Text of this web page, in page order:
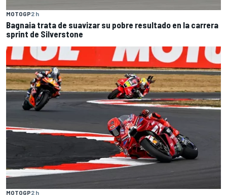
MOTOGP2 h
Bagnaia trata de suavizar su pobre resultado en la carrera
sprint de Silverstone
MOTOGP2 h